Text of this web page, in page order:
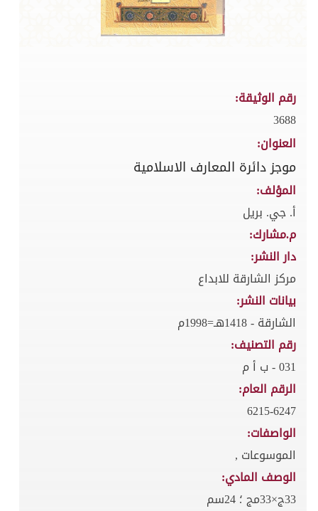
رقم الوثيقة:
3688
العنوان:
موجز دائرة المعارف الاسلامية
المؤلف:
أ. جي. بريل
م.مشارك:
دار النشر:
مركز الشارقة للابداع
بيانات النشر:
الشارقة - 1418هـ=1998م
رقم التصنيف:
031 - ب أ م
الرقم العام:
6215-6247
الواصفات:
الموسوعات ,
الوصف المادي:
33ج×33مج ؛ 24سم